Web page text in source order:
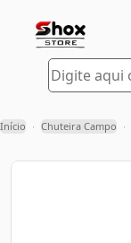
Início › Chuteira Campo ›